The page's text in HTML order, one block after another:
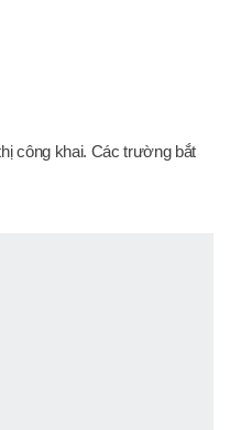
công khai. Các trường bắt